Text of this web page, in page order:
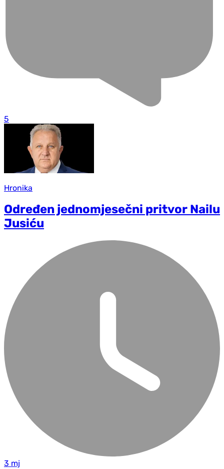
5
Hronika
Određen jednomjesečni pritvor Nailu
Jusiću
3 mj